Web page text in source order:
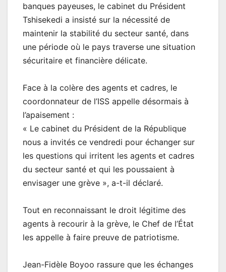
banques payeuses, le cabinet du Président
Tshisekedi a insisté sur la nécessité de
maintenir la stabilité du secteur santé, dans
une période où le pays traverse une situation
sécuritaire et financière délicate.
Face à la colère des agents et cadres, le
coordonnateur de l’ISS appelle désormais à
l’apaisement :
« Le cabinet du Président de la République
nous a invités ce vendredi pour échanger sur
les questions qui irritent les agents et cadres
du secteur santé et qui les poussaient à
envisager une grève », a-t-il déclaré.
Tout en reconnaissant le droit légitime des
agents à recourir à la grève, le Chef de l’État
les appelle à faire preuve de patriotisme.
Jean-Fidèle Boyoo rassure que les échanges